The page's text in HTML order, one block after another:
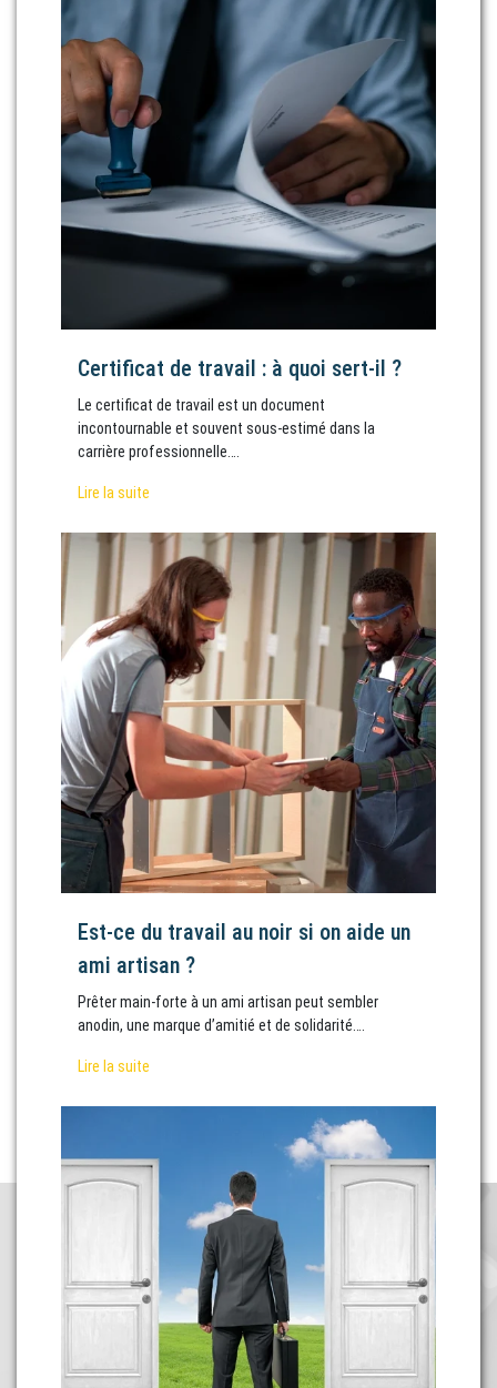
Certificat de travail : à quoi sert-il ?
Le certificat de travail est un document
incontournable et souvent sous-estimé dans la
carrière professionnelle….
Lire la suite
Est-ce du travail au noir si on aide un
ami artisan ?
Prêter main-forte à un ami artisan peut sembler
anodin, une marque d’amitié et de solidarité….
Lire la suite